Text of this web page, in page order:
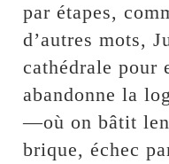
par étapes,
d’autres mots,
cathédrale pour
abandonne la
—où on bâtit
brique, échec